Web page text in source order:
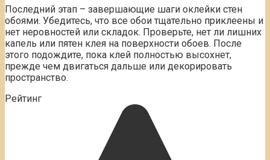
Последний этап – завершающие шаги оклейки стен
обоями. Убедитесь, что все обои тщательно приклеены и
нет неровностей или складок. Проверьте, нет ли лишних
капель или пятен клея на поверхности обоев. После
этого подождите, пока клей полностью высохнет,
прежде чем двигаться дальше или декорировать
пространство.
Рейтинг